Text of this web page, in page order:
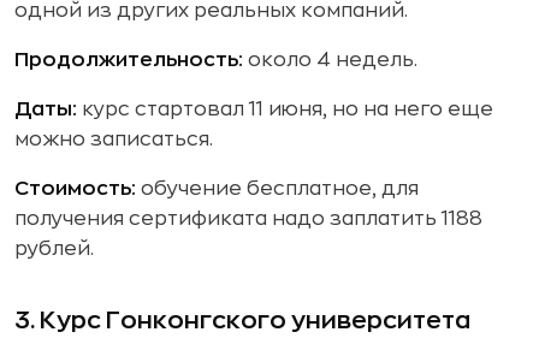
одной из других реальных компаний.
Продолжительность: около 4 недель.
Даты: курс стартовал 11 июня, но на него еще
можно записаться.
Стоимость: обучение бесплатное, для
получения сертификата надо заплатить 1188
рублей.
3. Курс Гонконгского университета